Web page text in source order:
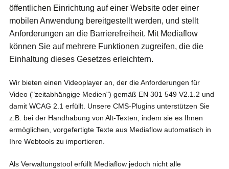
öffentlichen Einrichtung auf einer Website oder einer
mobilen Anwendung bereitgestellt werden, und stellt
Anforderungen an die Barrierefreiheit. Mit Mediaflow
können Sie auf mehrere Funktionen zugreifen, die die
Einhaltung dieses Gesetzes erleichtern.
Wir bieten einen Videoplayer an, der die Anforderungen für
Video ("zeitabhängige Medien") gemäß EN 301 549 V2.1.2 und
damit WCAG 2.1 erfüllt. Unsere CMS-Plugins unterstützen Sie
z.B. bei der Handhabung von Alt-Texten, indem sie es Ihnen
ermöglichen, vorgefertigte Texte aus Mediaflow automatisch in
Ihre Webtools zu importieren.
Als Verwaltungstool erfüllt Mediaflow jedoch nicht alle